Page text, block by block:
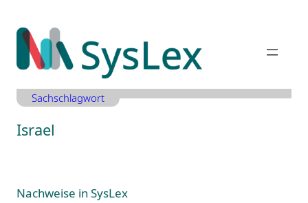
Inhalt
springen
Sachschlagwort
Israel
Nachweise in SysLex